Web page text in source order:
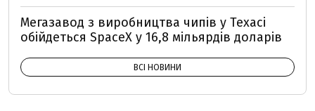
Мегазавод з виробництва чипів у Техасі
обійдеться SpaceX у 16,8 мільярдів доларів
ВСІ НОВИНИ